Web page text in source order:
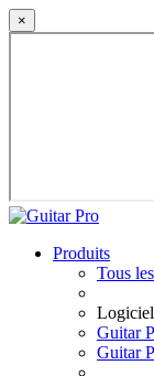
×
Produits
Tous
Guitar
Guitar